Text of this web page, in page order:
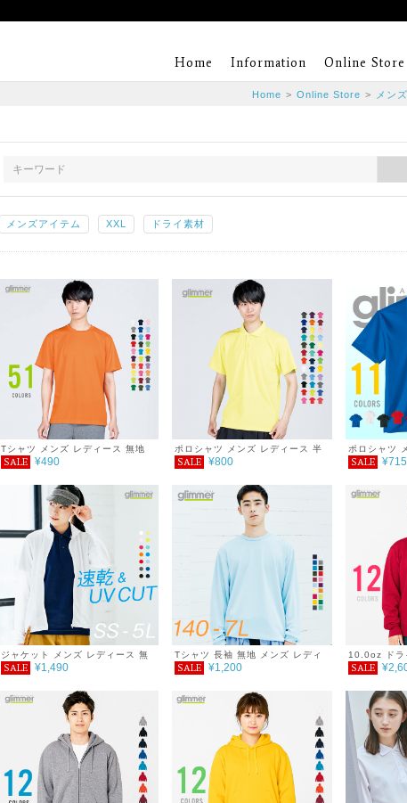
Home Information Online Store
Home > Online Store > メン
メンズアイテム XXL ドライ素材
Tシャツ メンズ レディース 無地
シンプル 薄手 涼しい 吸汗速乾
オンス スポーツ カラー 紫外線対
策 服 春 夏 ゆったり 体型カバー
コンパクト アウトドア スポーツ
ランニング マラソン 運動会 ジム
ウォーキング SALE ％OFF
SALE ¥490
ポロシャツ メンズ レディース 半
袖 4.4オンス ドライポロシャツ
SALE ¥800
ポロシャツ
地 半袖
SALE ¥715
ジャケット メンズ レディース 無
地 シンプル 薄手 涼しい 吸汗速乾
DRY スポーツ 羽織り カラー 紫外
線対策 服 春 夏 秋 ファッション
ゆったり 体型カバー コンパクト
アウトドア 海 キャンプ スポーツ
運動会 ジム ウォーキング SALE
％OFF glimmer グリマー ドライ
スタンドジップジャケット 4.4オ
ンス
SALE ¥1,490
Tシャツ 長袖 無地 メンズ レディ
ース キッズ 吸汗速乾 DRY シンプ
ダンス ウォーキング フィットネス
ジム トレーニング 介護 運動会 服
4.4オンス SALE ％OFF アウトド
ア キャンプ 海 フェス キャンプ レ
ジャー 春 夏 秋 冬 秋ファッション
GLIMMER グリマー ドライロング
スリーブTシャツ
SALE ¥1,200
10.0oz ドラ
ー
SALE